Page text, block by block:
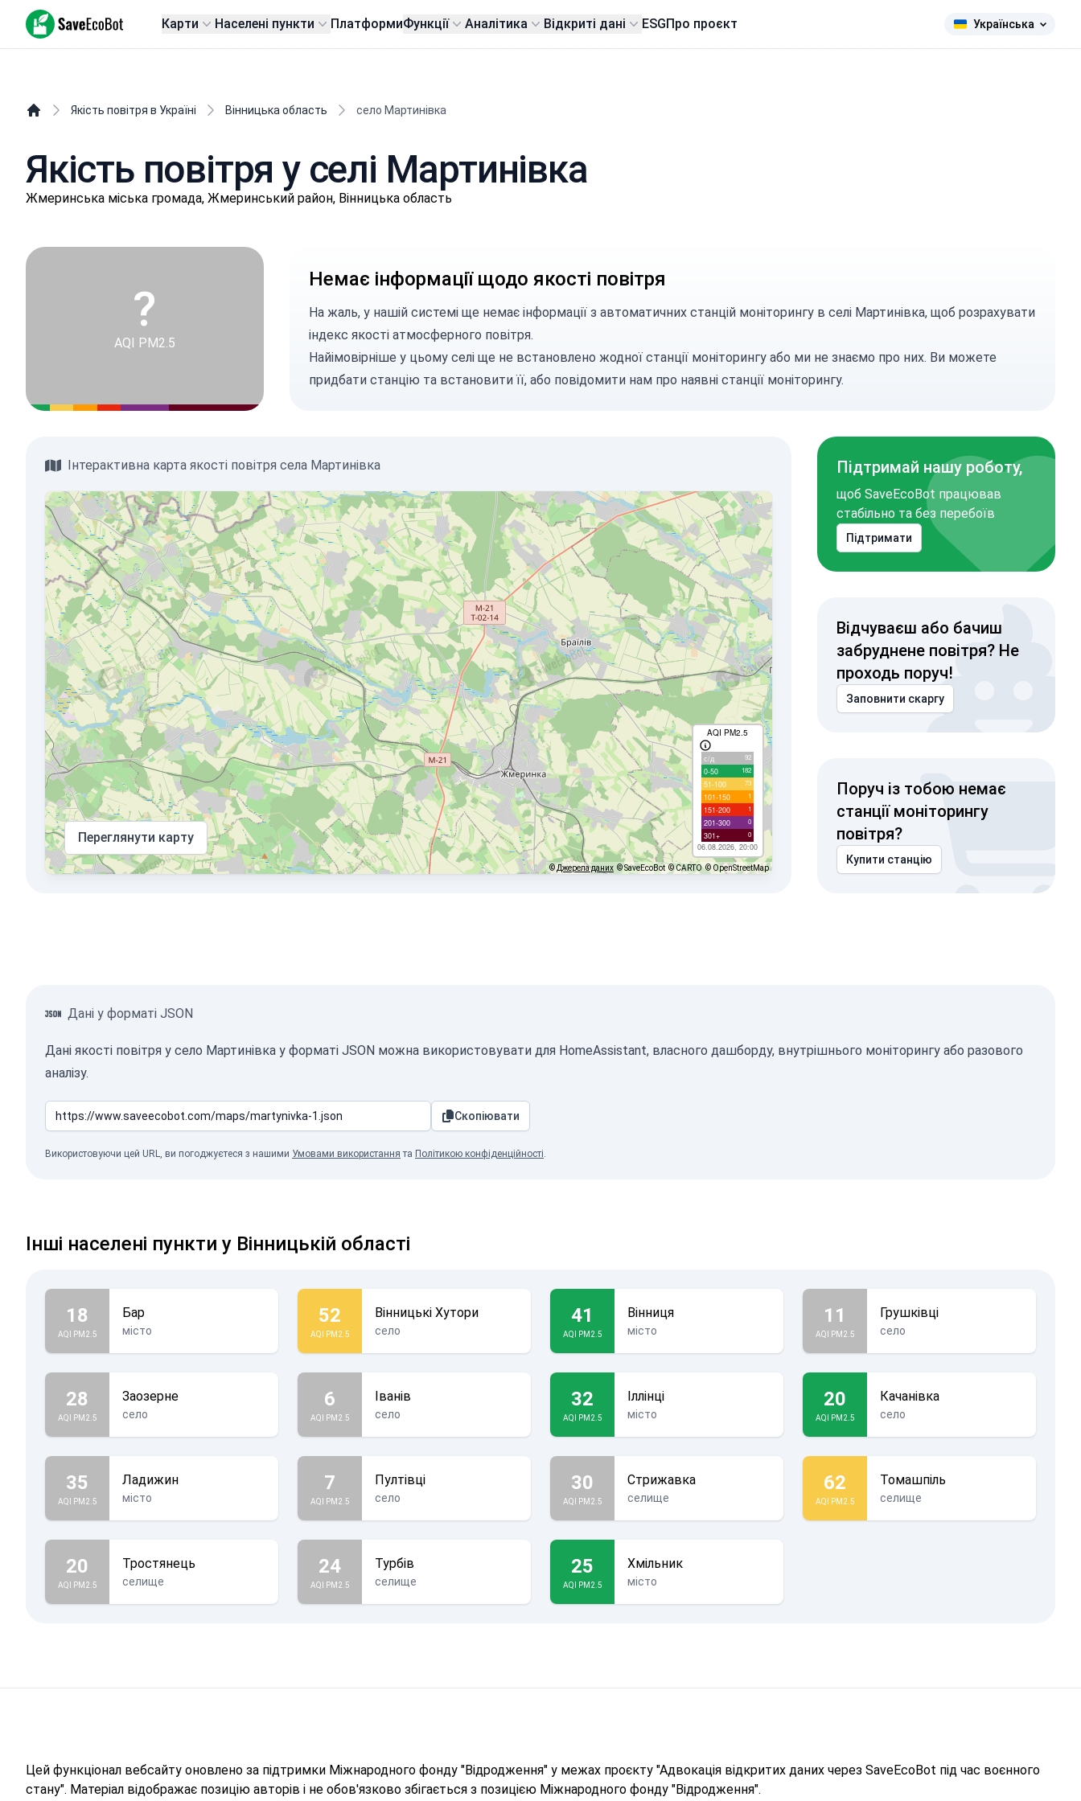
SaveEcoBot Карти Населені пункти ПлатформиФункції Аналітика Відкриті дані ESGПро проєкт Українська
Якість повітря в Україні Вінницька область село Мартинівка
Якість повітря у селі Мартинівка
Жмepинськa міська громада, Жмеринський район, Вінницька область
?
AQI PM2.5
Немає інформації щодо якості повітря
На жаль, у нашій системі ще немає інформації з автоматичних станцій моніторингу в селі Мартинівка, щоб розрахувати
індекс якості атмосферного повітря.
Найімовірніше у цьому селі ще не встановлено жодної станції моніторингу або ми не знаємо про них. Ви можете
придбати станцію та встановити її, або повідомити нампро наявні станції моніторингу.
Інтерактивна карта якості повітря села Мартинівка
AQI PM2.5
с/д 92
0-50 182
51-100 73
101-150 1
151-200 1
201-300 0
301+ 0
06.08.2026, 20:00
Переглянути карту
© Джерела даних © SaveEcoBot © CARTO © OpenStreetMap
Підтримай нашу роботу,
щоб SaveEcoBot працював
стабільно та без перебоїв
Підтримати
Відчуваєш або бачиш
забруднене повітря? Не
проходь поруч!
Заповнити скаргу
Поруч із тобою немає
станції моніторингу
повітря?
Купити станцію
Дані у форматі JSON
Дані якості повітря у село Мартинівка у форматі JSON можна використовувати для HomeAssistant, власного дашборду, внутрішнього моніторингу або разового
аналізу.
Скопіювати
Використовуючи цей URL, ви погоджуєтеся з нашими Умовами використання та Політикою конфіденційності.
Інші населені пункти у Вінницькій області
18
AQI PM2.5
Бар
місто
52
AQI PM2.5
Вінницькі Хутори
село
41
AQI PM2.5
Вінниця
місто
11
AQI PM2.5
Грушківці
село
28
AQI PM2.5
Заозерне
село
6
AQI PM2.5
Іванів
село
32
AQI PM2.5
Іллінці
місто
20
AQI PM2.5
Качанівка
село
35
AQI PM2.5
Ладижин
місто
7
AQI PM2.5
Пултівці
село
30
AQI PM2.5
Стрижавка
селище
62
AQI PM2.5
Томашпіль
селище
20
AQI PM2.5
Тростянець
селище
24
AQI PM2.5
Турбів
селище
25
AQI PM2.5
Хмільник
місто
Цей функціонал вебсайту оновлено за підтримки Міжнародного фонду "Відродження" у межах проєкту "Адвокація відкритих даних через SaveEcoBot під час воєнного
стану". Матеріал відображає позицію авторів і не обов'язково збігається з позицією Міжнародного фонду "Відродження".